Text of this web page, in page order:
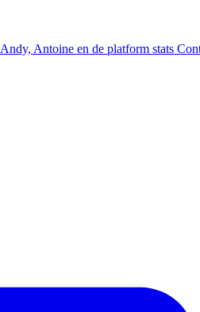
Andy, Antoine en de platform stats